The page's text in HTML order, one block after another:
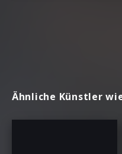
Ähnliche Künstler